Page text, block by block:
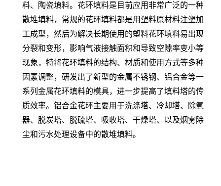
料、陶瓷填料。花环填料是目前应用非常广泛的一种
散堆填料，常规的花环填料都是用塑料原材料注塑加
工成型，然后为解决长期使用的塑料花环填料易出现
分裂和变形，影响气液接触面积和导致空隙率变小等
现象，特将花环填料的结构、材质和使用方式等多种
因素调整，研发出了新型的金属不锈钢、铝合金等一
系列金属花环填料的模具，进一步提高了填料塔的传
质效率。铝合金花环主要用于洗涤塔、冷却塔、除氧
器、脱炭塔、脱硫塔、吸收塔、干燥塔、以及烟雾除
尘和污水处理设备中的散堆填料。